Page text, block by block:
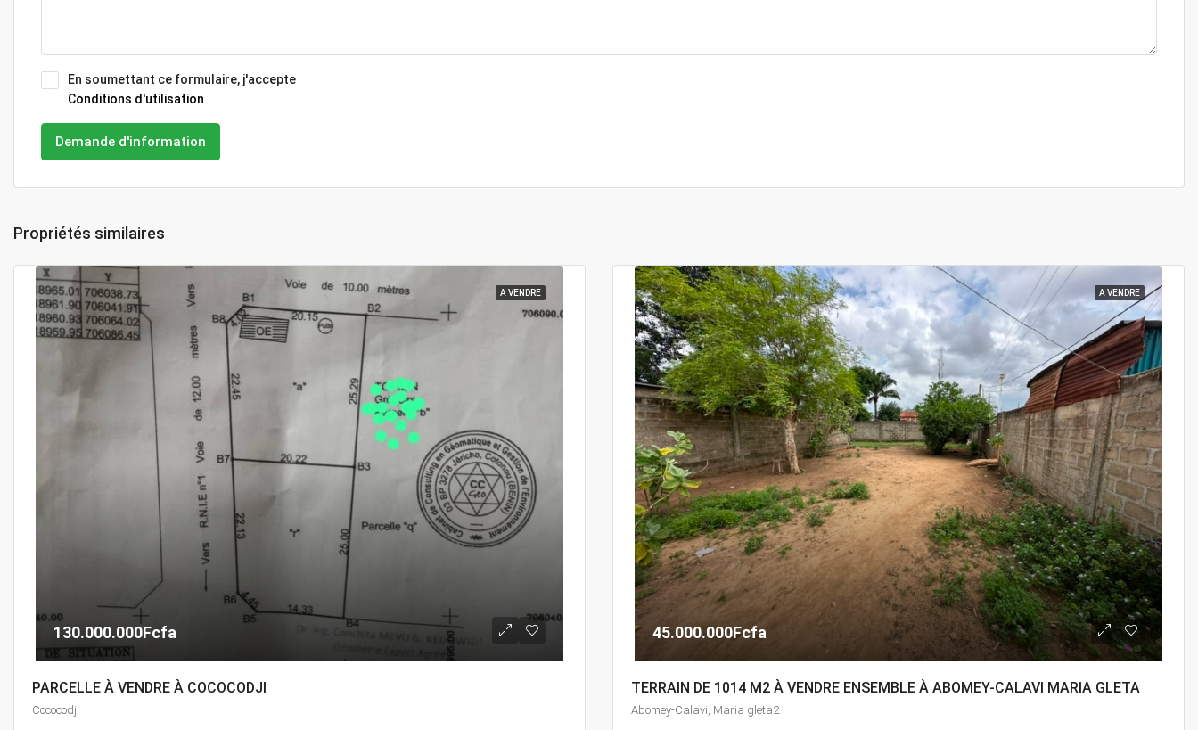
En soumettant ce formulaire, j'accepte
Conditions d'utilisation
Demande d'information
Propriétés similaires
A VENDRE
130.000.000Fcfa
PARCELLE À VENDRE À COCOCODJI
Cococodji
A VENDRE
45.000.000Fcfa
TERRAIN DE 1014 M2 À VENDRE ENSEMBLE À ABOMEY-CALAVI MARIA GLETA
Abomey-Calavi, Maria gleta2